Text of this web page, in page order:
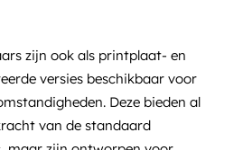
zijn ook als printplaat- en
versies beschikbaar voor
Deze bieden al
van de standaard